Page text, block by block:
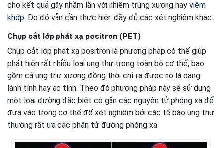
cho kết quả gây nhầm lẫn với nhiễm trùng xương hay viêm
khớp. Do đó vẫn cần thực hiện đầy đủ các xét nghiệm khác.
Chụp cắt lớp phát xạ positron (PET)
Chụp cắt lớp phát xạ positron là phương pháp có thể giúp
phát hiện rất nhiều loại ung thư trong toàn bộ cơ thể, bao
gồm cả ung thư xương đồng thời chỉ ra được nó là dạng
lành tính hay ác tính. Theo đó phương pháp này sẽ sử dụng
một loại đường đặc biệt có gắn các nguyên tử phóng xạ để
đưa vào trong cơ thể để xét nghiệm bởi các tế bào ung thư
thường rất ưa các phân tử đường phóng xa.